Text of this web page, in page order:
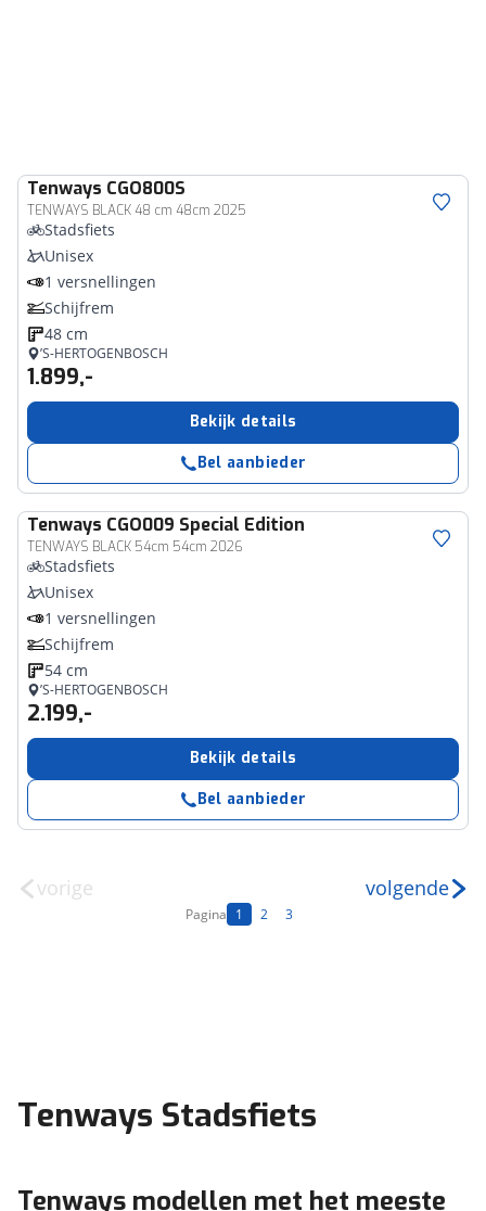
Tenways CGO800S
TENWAYS BLACK 48 cm 48cm 2025
Stadsfiets
Unisex
1 versnellingen
Schijfrem
48 cm
’S-HERTOGENBOSCH
1.899,-
Bekijk details
Bel aanbieder
Tenways CGO009 Special Edition
TENWAYS BLACK 54cm 54cm 2026
Stadsfiets
Unisex
1 versnellingen
Schijfrem
54 cm
’S-HERTOGENBOSCH
2.199,-
Bekijk details
Bel aanbieder
vorige
Pagina 1 2 3
volgende
Tenways Stadsfiets
Tenways modellen met het meeste